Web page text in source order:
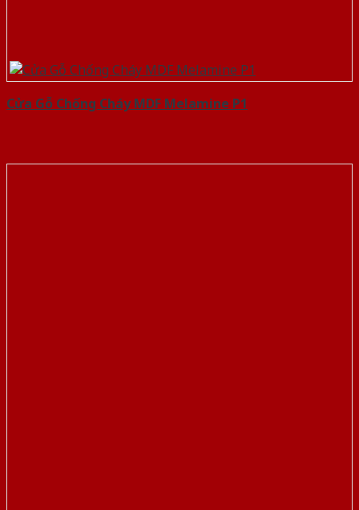
Cửa Gỗ Chống Cháy MDF Melamine P1